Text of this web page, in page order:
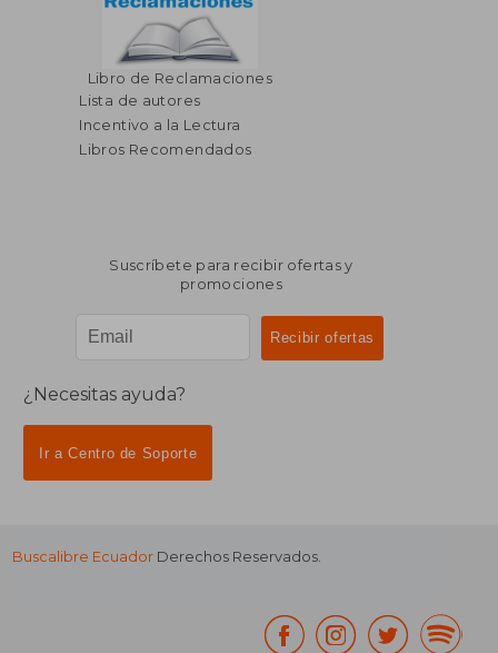
Libro de Reclamaciones
Lista de autores
Incentivo a la Lectura
Libros Recomendados
Suscríbete para recibir ofertas y
promociones
¿Necesitas ayuda?
Ir a Centro de Soporte
Buscalibre Ecuador Derechos Reservados.